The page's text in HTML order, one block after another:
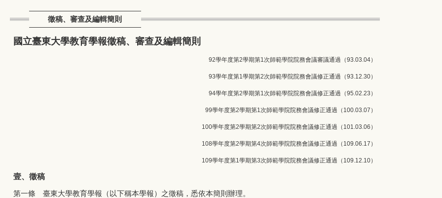
徵稿、審查及編輯簡則
國立臺東大學教育學報徵稿、審查及編輯簡則
92學年度第2學期第1次師範學院院務會議審議通過（93.03.04）
93學年度第1學期第2次師範學院院務會議修正通過（93.12.30）
94學年度第2學期第1次師範學院院務會議修正通過（95.02.23 ）
99學年度第2學期第1次師範學院院務會議修正通過（ 100.03.07 ）
100學年度第2學期第2次師範學院院務會議修正通過（ 101.03.06 ）
108學年度第2學期第4次師範學院院務會議修正通過（ 109.06.17 ）
109學年度第1學期第3次師範學院院務會議修正通過（ 109.12.10）
壹、徵稿
第一條 臺東大學教育學報（以下稱本學報）之徵稿，悉依本簡則辦理。